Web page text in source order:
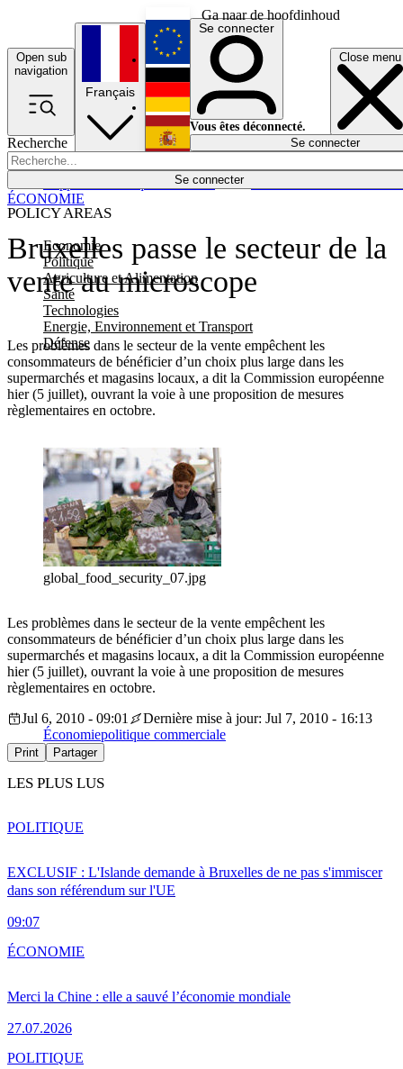
Ga naar de hoofdinhoud
Open sub
navigation
Close menu
Recherche
Se connecter
POLICY AREAS
Economie
Politique
Agriculture et Alimentation
Santé
Technologies
Energie, Environnement et Transport
Défense
Économie
Français
English
Deutsch
Español
Se connecter
Vous êtes déconnecté.
Se connecter
Bruxelles passe le secteur de la
vente au microscope
Les problèmes dans le secteur de la vente empêchent les
consommateurs de bénéficier d’un choix plus large dans les
supermarchés et magasins locaux, a dit la Commission européenne
hier (5 juillet), ouvrant la voie à une proposition de mesures
règlementaires en octobre.
ÉCONOMIE
global_food_security_07.jpg
Les problèmes dans le secteur de la vente empêchent les
consommateurs de bénéficier d’un choix plus large dans les
supermarchés et magasins locaux, a dit la Commission européenne
hier (5 juillet), ouvrant la voie à une proposition de mesures
règlementaires en octobre.
Jul 6, 2010 - 09:01
Dernière mise à jour: Jul 7, 2010 - 16:13
Économiepolitique commerciale
Print Partager
LES PLUS LUS
EXCLUSIF : L'Islande demande à Bruxelles de ne pas s'immiscer
dans son référendum sur l'UE
09:07
POLITIQUE
Merci la Chine : elle a sauvé l’économie mondiale
27.07.2026
ÉCONOMIE
POLITIQUE